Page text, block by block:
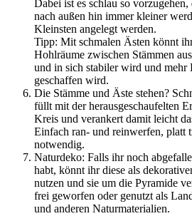
Dabei ist es schlau so
nach außen hin immer kleiner
Kleinsten angelegt werden.
Tipp: Mit schmalen Ästen könnt
Hohlräume zwischen Stämmen
und in sich stabiler wird und mehr
geschaffen wird.
Die Stämme und Äste stehen?
füllt mit der herausgeschaufelten
Kreis und verankert damit leicht
Einfach ran- und reinwerfen, platt
notwendig.
Naturdeko: Falls ihr noch
habt, könnt ihr diese als
nutzen und sie um die Pyramide
frei geworfen oder genutzt als
und anderen Naturmaterialien.